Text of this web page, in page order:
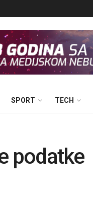
SPORT TECH
podatke